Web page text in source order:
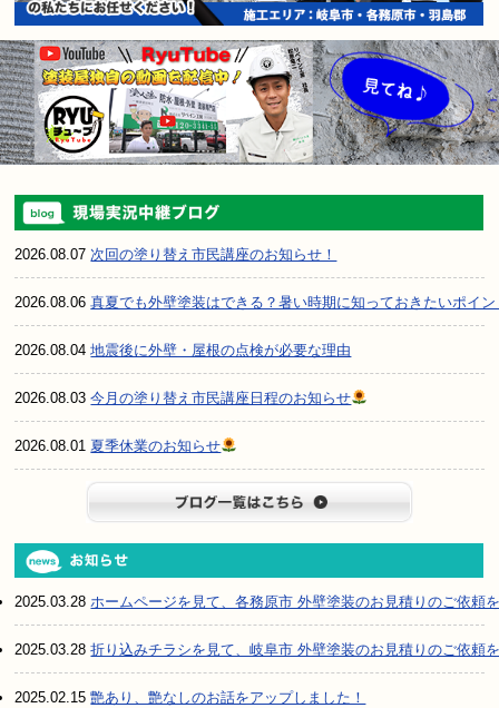
2026.08.07次回の塗り替え市民講座のお知らせ！
2026.08.06真夏でも外壁塗装はできる？暑い時期に知っておきたいポイン
2026.08.04地震後に外壁・屋根の点検が必要な理由
2026.08.03今月の塗り替え市民講座日程のお知らせ
2026.08.01 夏季休業のお知らせ
2025.03.28ホームページを見て、各務原市 外壁塗装のお見積りのご依頼
2025.03.28折り込みチラシを見て、岐阜市 外壁塗装のお見積りのご依頼
2025.02.15艶あり、艶なしのお話をアップしました！